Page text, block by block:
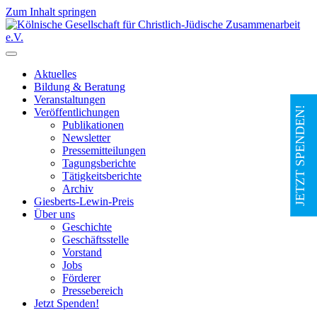
Zum Inhalt springen
Hauptnavigation
Aktuelles
Bildung & Beratung
Veranstaltungen
Veröffentlichungen
Publikationen
Newsletter
Pressemitteilungen
Tagungsberichte
Tätigkeitsberichte
Archiv
Giesberts-Lewin-Preis
Über uns
Geschichte
Geschäftsstelle
Vorstand
Jobs
Förderer
Pressebereich
Jetzt Spenden!
JETZT SPENDEN!